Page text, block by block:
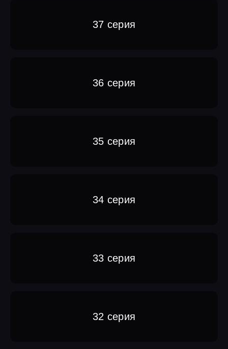
37 серия
36 серия
35 серия
34 серия
33 серия
32 серия